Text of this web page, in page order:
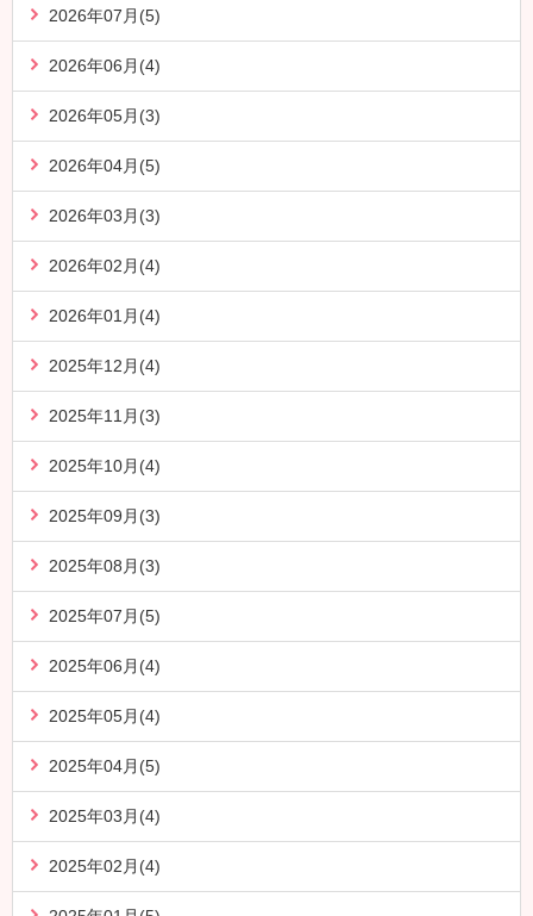
2026年07月(5)
2026年06月(4)
2026年05月(3)
2026年04月(5)
2026年03月(3)
2026年02月(4)
2026年01月(4)
2025年12月(4)
2025年11月(3)
2025年10月(4)
2025年09月(3)
2025年08月(3)
2025年07月(5)
2025年06月(4)
2025年05月(4)
2025年04月(5)
2025年03月(4)
2025年02月(4)